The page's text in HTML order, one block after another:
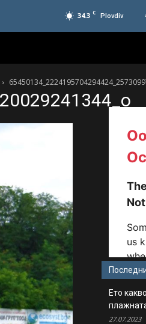
34.3 C Plovdiv
Ето
27.07.2023